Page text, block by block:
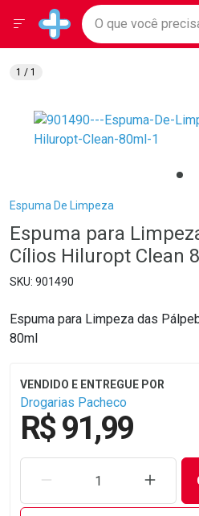
Drogarias Pacheco
Baixe nosso APP e
Ir direto para a home
pela página
Ir direto para o conteúdo
Ir direto para a busca
Ir direto para a conta
Ir direto para a notificações
Ir direto para o carrinho
Ir direto para o menu
Faça a sua busca
O que você
Menu
Breadcrumb
Espuma De Limpeza
Espuma para
Cílios Hiluropt Clean
901490
Espuma para Limpeza das
80ml
Drogarias Pacheco
R$ 91,99
REMOVER UMA UNIDADE
1 / 1